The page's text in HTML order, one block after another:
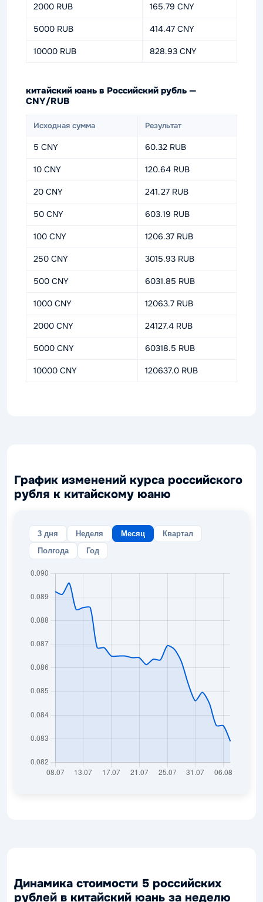
2000 RUB 165.79 CNY
5000 RUB 414.47 CNY
10000 RUB 828.93 CNY
китайский юань в Российский рубль —
CNY/RUB
Исходная сумма Результат
5 CNY 60.32 RUB
10 CNY 120.64 RUB
20 CNY 241.27 RUB
50 CNY 603.19 RUB
100 CNY 1206.37 RUB
250 CNY 3015.93 RUB
500 CNY 6031.85 RUB
1000 CNY 12063.7 RUB
2000 CNY 24127.4 RUB
5000 CNY 60318.5 RUB
10000 CNY 120637.0 RUB
График изменений курса российского
рубля к китайскому юаню
3 дня Неделя Месяц
Квартал
Полгода
Год
Динамика стоимости 5 российских
рублей в китайский юань за неделю